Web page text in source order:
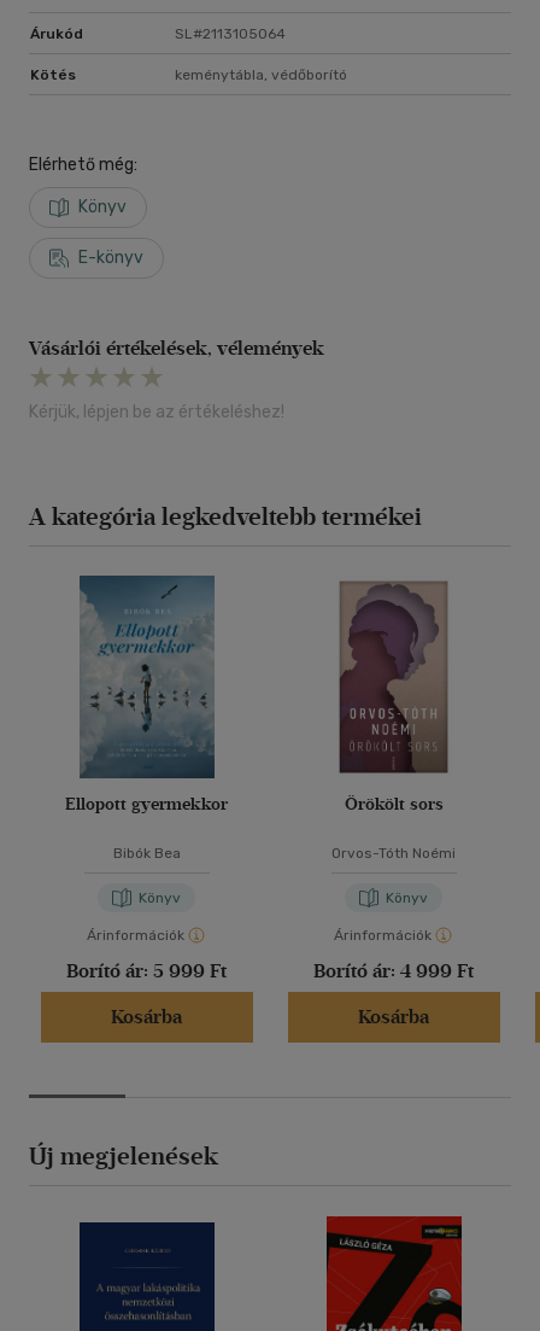
Árukód SL#2113105064
Kötés keménytábla, védőborító
Elérhető még:
Könyv
E-könyv
Vásárlói értékelések, vélemények
Kérjük, lépjen be az értékeléshez!
A kategória legkedveltebb termékei
Ellopott gyermekkor
Bibók Bea
Könyv
Árinformációk
Borító ár: 5 999 Ft
Kosárba
Örökölt sors
Orvos-Tóth Noémi
Könyv
Árinformációk
Borító ár: 4 999 Ft
Kosárba
Új megjelenések